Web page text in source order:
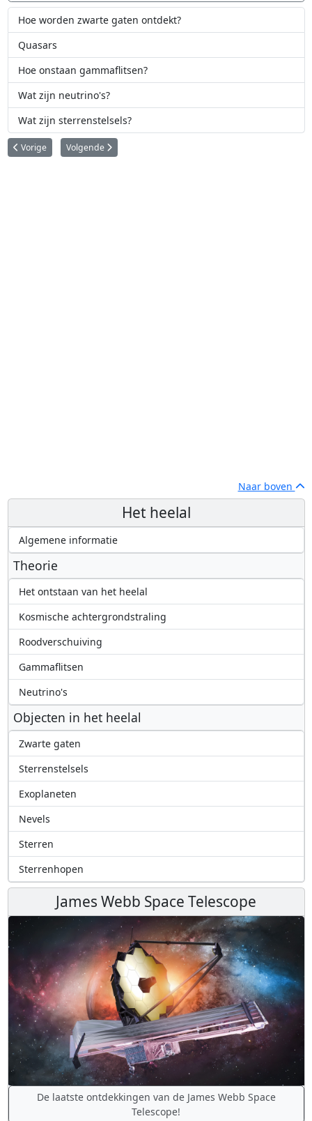
Hoe worden zwarte gaten ontdekt?
Quasars
Hoe onstaan gammaflitsen?
Wat zijn neutrino's?
Wat zijn sterrenstelsels?
Vorig artikel: De bekendste zwarte gaten
Vorige Volgende artikel: Hoe worden zwarte gaten ontdekt?
Volgende
Naar boven
Het heelal
Algemene informatie
Theorie
Het ontstaan van het heelal
Kosmische achtergrondstraling
Roodverschuiving
Gammaflitsen
Neutrino's
Objecten in het heelal
Zwarte gaten
Sterrenstelsels
Exoplaneten
Nevels
Sterren
Sterrenhopen
James Webb Space Telescope
De laatste ontdekkingen van de James Webb Space
Telescope!